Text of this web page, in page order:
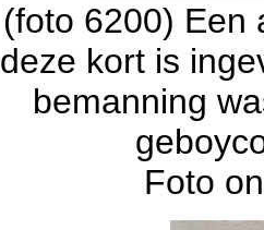
(foto 6200) Een
deze kort is
bemanning
Foto